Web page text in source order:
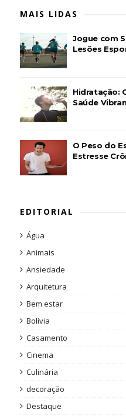
MAIS LIDAS
Jogue com
Lesões
Hidratação:
Saúde
O Peso do
Estresse
EDITORIAL
Água
Animais
Ansiedade
Arquitetura
Bem estar
Bolívia
Casamento
Cinema
Culinária
decoração
Destaque